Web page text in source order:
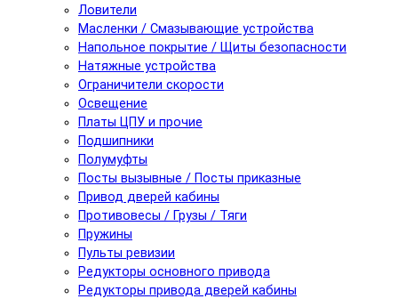
Ловители
Масленки / Смазывающие устройства
Напольное покрытие / Щиты безопасности
Натяжные устройства
Ограничители скорости
Освещение
Платы ЦПУ и прочие
Подшипники
Полумуфты
Посты вызывные / Посты приказные
Привод дверей кабины
Противовесы / Грузы / Тяги
Пружины
Пульты ревизии
Редукторы основного привода
Редукторы привода дверей кабины